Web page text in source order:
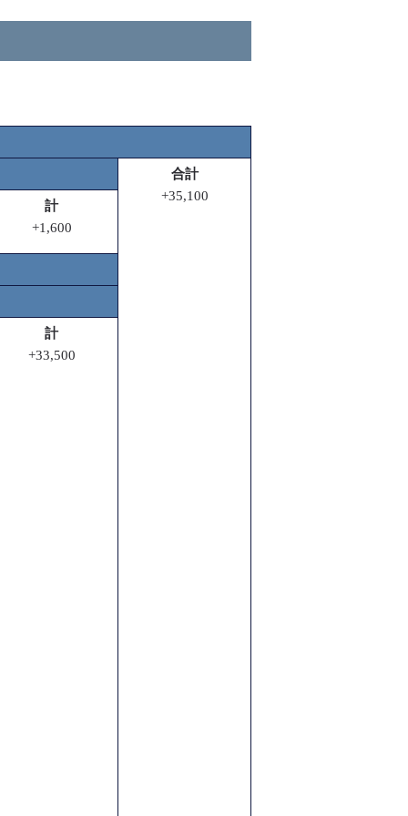
合計
+35,100
計
+1,600
計
+33,500